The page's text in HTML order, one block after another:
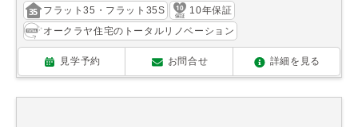
フラット35・フラット35S
10年保証
オークラヤ住宅のトータルリノベーション
見学予約 お問合せ 詳細を見る